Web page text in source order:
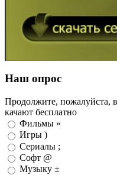
Наш опрос
Продолжите, пожалуйста,
качают бесплатно
Фильмы »
Игры )
Сериалы ;
Софт @
Музыку ±